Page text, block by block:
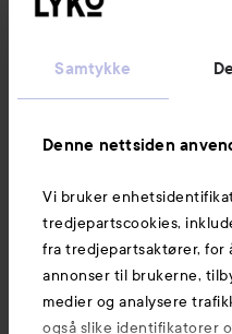
Samtykke
Denne nettsiden
Vi bruker
tredjepartscookies,
fra tredjepartsaktører, for
annonser til brukerne,
medier og analysere
også slike identifikatorer
Kundeservice
Informasjon
Også av interesse